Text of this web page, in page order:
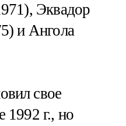
Эквадор
и Ангола
свое
1992 г., но